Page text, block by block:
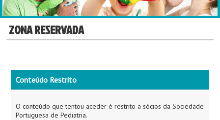
ZONA RESERVADA
Conteúdo Restrito
O conteúdo que tentou aceder é restrito a sócios da Sociedade
Portuguesa de Pediatria.